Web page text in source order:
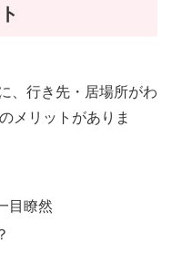
、行き先・居場所がわ
メリットがありま
目瞭然